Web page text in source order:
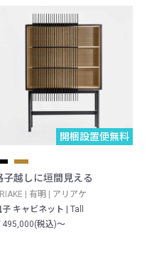
開梱設置便無料
子越しに垣間見える
| 有明 | アリアケ
子 キャビネット | Tall
495,000(税込)～